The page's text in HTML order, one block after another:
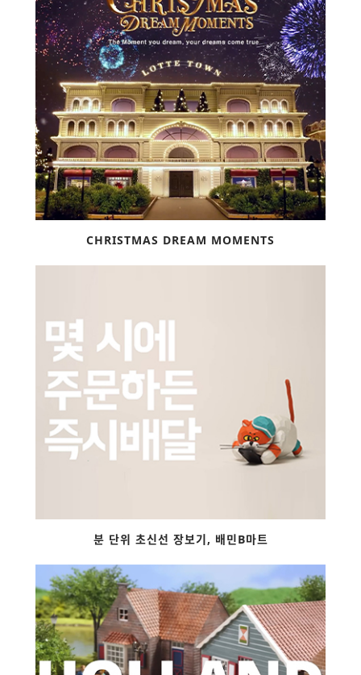
CHRISTMAS DREAM MOMENTS
분 단위 초신선 장보기, 배민B마트